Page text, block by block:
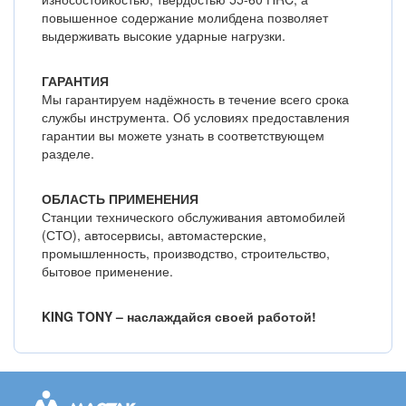
повышенное содержание молибдена позволяет
выдерживать высокие ударные нагрузки.
ГАРАНТИЯ
Мы гарантируем надёжность в течение всего срока
службы инструмента. Об условиях предоставления
гарантии вы можете узнать в соответствующем
разделе.
ОБЛАСТЬ ПРИМЕНЕНИЯ
Станции технического обслуживания автомобилей
(СТО), автосервисы, автомастерские,
промышленность, производство, строительство,
бытовое применение.
KING TONY – наслаждайся своей работой!